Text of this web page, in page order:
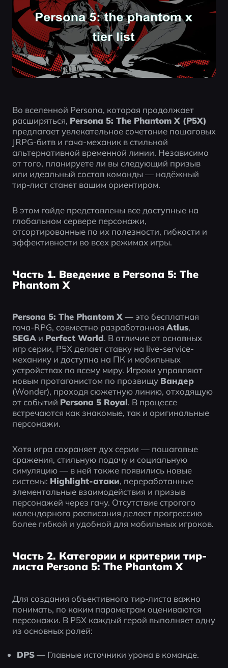
Во вселенной Persona, которая продолжает
расширяться, Persona 5: The Phantom X (P5X)
предлагает увлекательное сочетание пошаговых
JRPG-битв и гача-механик в стильной
альтернативной временной линии. Независимо
от того, планируете ли вы следующий призыв
или идеальный состав команды — надёжный
тир-лист станет вашим ориентиром.
В этом гайде представлены все доступные на
глобальном сервере персонажи,
отсортированные по их полезности, гибкости и
эффективности во всех режимах игры.
Часть 1. Введение в Persona 5: The
Phantom X
Persona 5: The Phantom X — это бесплатная
гача-RPG, совместно разработанная Atlus
SEGA и Perfect World. В отличие от основных
игр серии, P5X делает ставку на live-service-
механику и доступна на ПК и мобильных
устройствах по всему миру. Игроки управляют
новым протагонистом по прозвищу Вандер
(Wonder), проходя сюжетную линию, отходящую
от событий Persona 5 Royal. В процессе
встречаются как знакомые, так и оригинальные
персонажи.
Хотя игра сохраняет дух серии — пошаговые
сражения, стильную подачу и социальную
симуляцию — в ней также появились новые
системы: Highlight-атаки, переработанные
элементальные взаимодействия и призыв
персонажей через гачу. Отсутствие строгого
календарного расписания делает прогрессию
более гибкой и удобной для мобильных игроков.
Часть 2. Категории и критерии тир-
листа Persona 5: The Phantom X
Для создания объективного тир-листа важно
понимать, по каким параметрам оцениваются
персонажи. В P5X каждый герой выполняет одну
из основных ролей:
DPS — Главные источники урона в команде.